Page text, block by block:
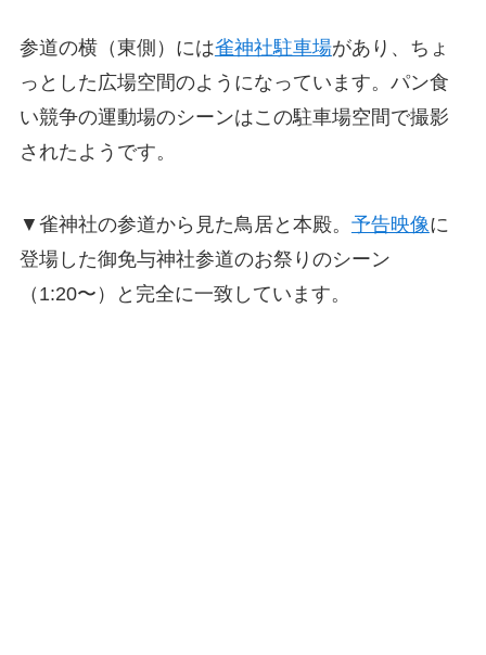
参道の横（東側）には雀神社駐車場があり、ちょ
っとした広場空間のようになっています。パン食
い競争の運動場のシーンはこの駐車場空間で撮影
されたようです。
▼雀神社の参道から見た鳥居と本殿。 予告映像に
登場した御免与神社参道のお祭りのシーン
（1:20〜）と完全に一致しています。